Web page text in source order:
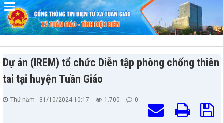
Dự án (IREM) tổ chức Diễn tập phòng chống thiên
tai tại huyện Tuần Giáo
Thứ năm - 31/10/2024 10:17 1.700 0
Đã kết nối EMC